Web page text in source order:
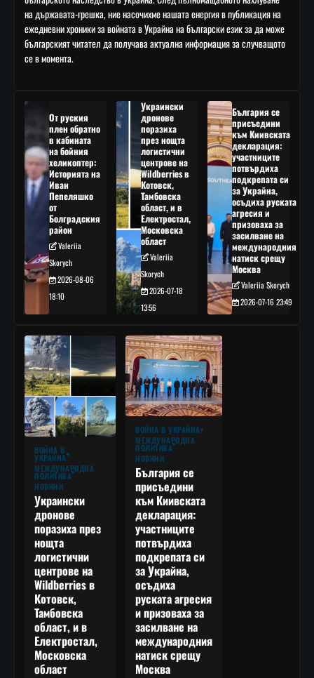
на държавата-грешка, ние насочихме нашата енергия в публикация на
ежедневни хроники за войната в Украйна на български език за да може
българският читател да получава актуална информация за случващото
се в момента.
От руския
плен обратно
в кабината
на бойния
хеликоптер:
Историята на
Иван
Пепеляшко
от
Болградския
район
Valeriia
Skorych
2026-08-06
18:10
Украински
дронове
поразиха
през нощта
логистични
центрове на
Wildberries в
Котовск,
Тамбовска
област, и в
Електростал,
Московска
област
Valeriia
Skorych
2026-07-18
13:56
България се
присъедини
към Киивската
декларация:
участниците
потвърдиха
подкрепата си
за Украйна,
осъдиха руската
агресия и
призоваха за
засилване на
международния
натиск срещу
Москва
Valeriia Skorych
2026-07-16 23:49
ВОЙНА В
УКРАЙНА
МЕЖДУНАРОДНА
ПОЛИТИКА
НОВИНИ
Украински
дронове
поразиха през
нощта
логистични
центрове на
Wildberries в
Котовск,
Тамбовска
област, и в
Електростал,
Московска
област
ВОЙНА В УКРАЙНА
МЕЖДУНАРОДНА
ПОЛИТИКА
НОВИНИ
България се
присъедини
към Киивската
декларация:
участниците
потвърдиха
подкрепата си
за Украйна,
осъдиха
руската агресия
и призоваха за
засилване на
международния
натиск срещу
Москва